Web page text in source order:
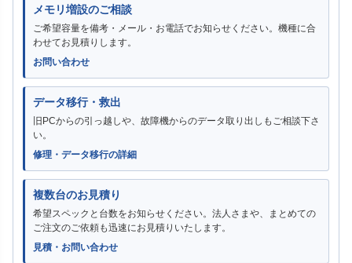
メモリ増設のご相談
ご希望容量を備考・メール・お電話でお知らせください。機種に合
わせてお見積りします。
お問い合わせ
データ移行・救出
旧PCからの引っ越しや、故障機からのデータ取り出しもご相談下さ
い。
修理・データ移行の詳細
複数台のお見積り
希望スペックと台数をお知らせください。法人さまや、まとめての
ご注文のご依頼も迅速にお見積りいたします。
見積・お問い合わせ